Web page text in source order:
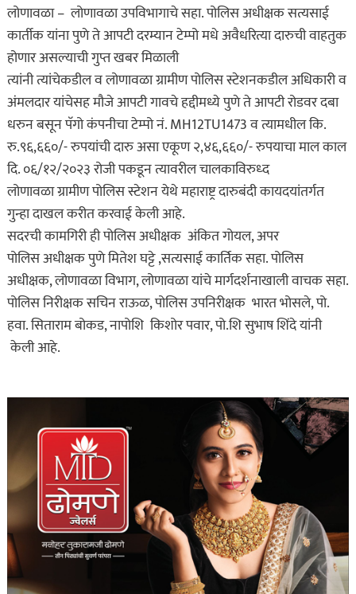
लोणावळा – लोणावळा उपविभागाचे सहा. पोलिस अधीक्षक सत्यसाई
कार्तीक यांना पुणे ते आपटी दरम्यान टेम्पो मधे अवैधरित्या दारुची वाहतुक
होणार असल्याची गुप्त खबर मिळाली
त्यांनी त्यांचेकडील व लोणावळा ग्रामीण पोलिस स्टेशनकडील अधिकारी व
अंमलदार यांचेसह मौजे आपटी गावचे हद्दीमध्ये पुणे ते आपटी रोडवर दबा
धरुन बसून पॅगो कंपनीचा टेम्पो नं. MH12TU1473 व त्यामधील कि.
रु.९६,६६०/- रुपयांची दारु असा एकूण २,४६,६६०/- रुपयाचा माल काल
दि. ०६/१२/२०२३ रोजी पकडून त्यावरील चालकाविरुध्द
लोणावळा ग्रामीण पोलिस स्टेशन येथे महाराष्ट्र दारुबंदी कायदयांतर्गत
गुन्हा दाखल करीत करवाई केली आहे.
सदरची कामगिरी ही पोलिस अधीक्षक अंकित गोयल, अपर
पोलिस अधीक्षक पुणे मितेश घट्टे ,सत्यसाई कार्तिक सहा. पोलिस
अधीक्षक, लोणावळा विभाग, लोणावळा यांचे मार्गदर्शनाखाली वाचक सहा.
पोलिस निरीक्षक सचिन राऊळ, पोलिस उपनिरीक्षक भारत भोसले, पो.
हवा. सिताराम बोकड, नापोशि किशोर पवार, पो.शि सुभाष शिंदे यांनी
केली आहे.